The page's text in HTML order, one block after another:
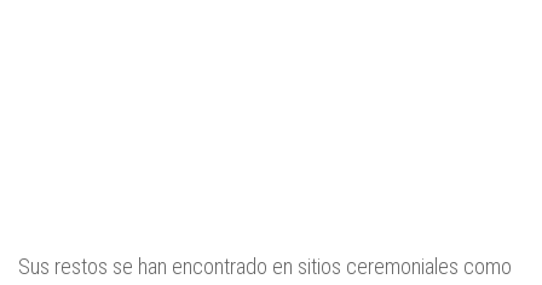
Sus restos se han encontrado en sitios ceremoniales como